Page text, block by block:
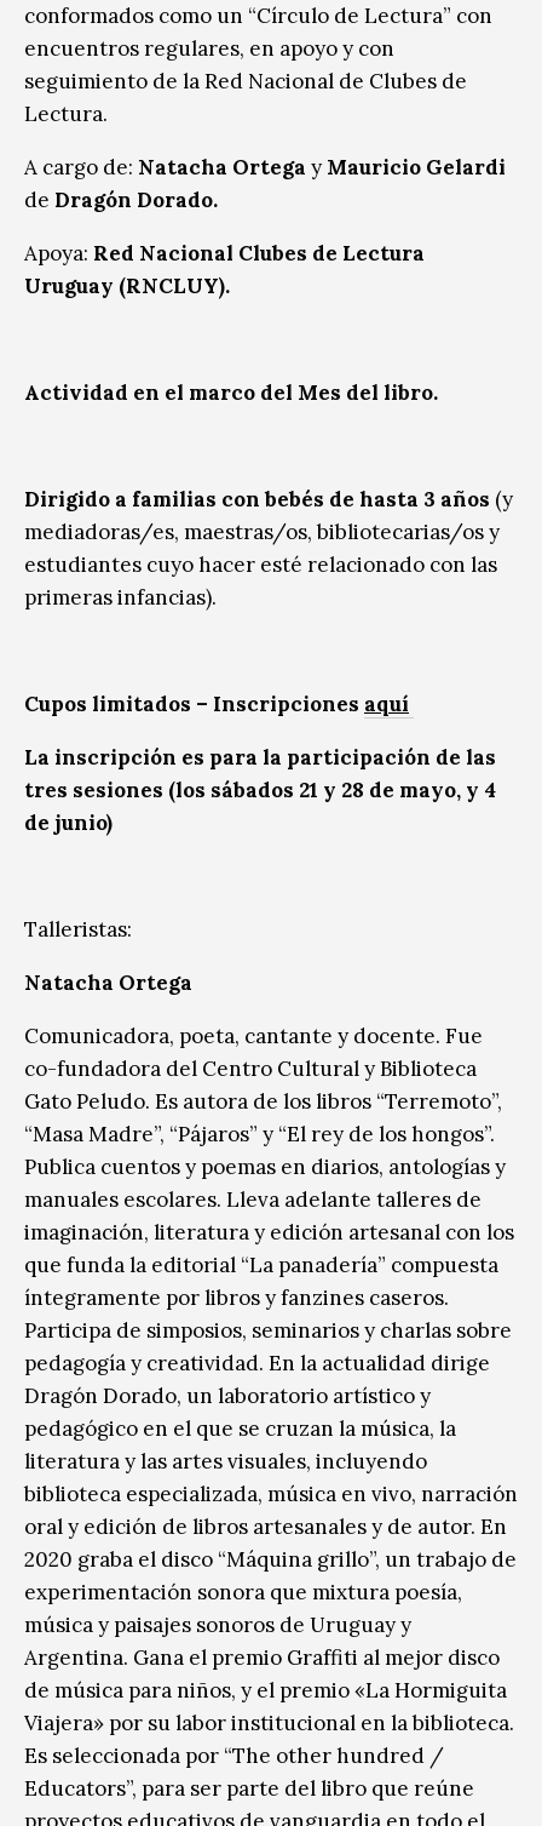
conformados como un “Círculo de Lectura” con
encuentros regulares, en apoyo y con
seguimiento de la Red Nacional de Clubes de
Lectura.
A cargo de: Natacha Ortega y Mauricio Gelardi
de Dragón Dorado.
Apoya: Red Nacional Clubes de Lectura
Uruguay (RNCLUY).
Actividad en el marco del Mes del libro.
Dirigido a familias con bebés de hasta 3 años (y
mediadoras/es, maestras/os, bibliotecarias/os y
estudiantes cuyo hacer esté relacionado con las
primeras infancias).
Cupos limitados – Inscripciones aquí
La inscripción es para la participación de las
tres sesiones (los sábados 21 y 28 de mayo, y 4
de junio)
Talleristas:
Natacha Ortega
Comunicadora, poeta, cantante y docente. Fue
co-fundadora del Centro Cultural y Biblioteca
Gato Peludo. Es autora de los libros “Terremoto”,
“Masa Madre”, “Pájaros” y “El rey de los hongos”.
Publica cuentos y poemas en diarios, antologías y
manuales escolares. Lleva adelante talleres de
imaginación, literatura y edición artesanal con los
que funda la editorial “La panadería” compuesta
íntegramente por libros y fanzines caseros.
Participa de simposios, seminarios y charlas sobre
pedagogía y creatividad. En la actualidad dirige
Dragón Dorado, un laboratorio artístico y
pedagógico en el que se cruzan la música, la
literatura y las artes visuales, incluyendo
biblioteca especializada, música en vivo, narración
oral y edición de libros artesanales y de autor. En
2020 graba el disco “Máquina grillo”, un trabajo de
experimentación sonora que mixtura poesía,
música y paisajes sonoros de Uruguay y
Argentina. Gana el premio Graffiti al mejor disco
de música para niños, y el premio «La Hormiguita
Viajera» por su labor institucional en la biblioteca.
Es seleccionada por “The other hundred /
Educators”, para ser parte del libro que reúne